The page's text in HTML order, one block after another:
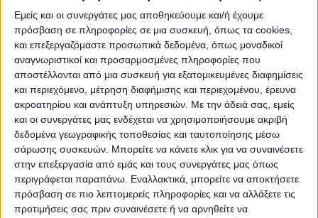
Εμείς και οι συνεργάτες μας αποθηκεύουμε και/ή έχουμε
πρόσβαση σε πληροφορίες σε μια συσκευή, όπως τα cookies,
και επεξεργαζόμαστε προσωπικά δεδομένα, όπως μοναδικοί
αναγνωριστικοί και προσαρμοσμένες πληροφορίες που
αποστέλλονται από μια συσκευή για εξατομικευμένες διαφημίσεις
και περιεχόμενο, μέτρηση διαφήμισης και περιεχομένου, έρευνα
ακροατηρίου και ανάπτυξη υπηρεσιών. Με την άδειά σας, εμείς
και οι συνεργάτες μας ενδέχεται να χρησιμοποιήσουμε ακριβή
δεδομένα γεωγραφικής τοποθεσίας και ταυτοποίησης μέσω
σάρωσης συσκευών. Μπορείτε να κάνετε κλικ για να συναινέσετε
στην επεξεργασία από εμάς και τους συνεργάτες μας όπως
περιγράφεται παραπάνω. Εναλλακτικά, μπορείτε να αποκτήσετε
πρόσβαση σε πιο λεπτομερείς πληροφορίες και να αλλάξετε τις
προτιμήσεις σας πριν συναινέσετε ή να αρνηθείτε να
ΝΕΟΣ ΑΓΩΝ
https://neosagon.gr
Η Αρχαιότερη Καθημερινή Πρωινή Εφημερίδα της Καρδίτσας